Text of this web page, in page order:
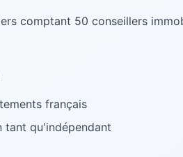
comptant 50 conseillers
français
tant qu'indépendant